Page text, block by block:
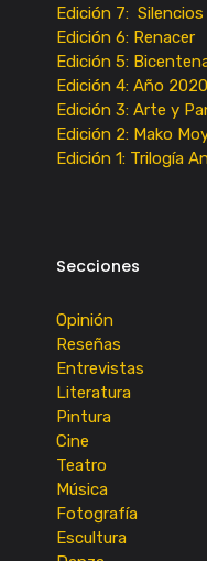
Edición 7: Silencios
Edición 6: Renacer
Edición 5:
Edición 4: Año 2020
Edición 3: Arte y
Edición 2: Mako
Edición 1: Trilogía
Secciones
Opinión
Reseñas
Entrevistas
Literatura
Pintura
Cine
Teatro
Música
Fotografía
Escultura